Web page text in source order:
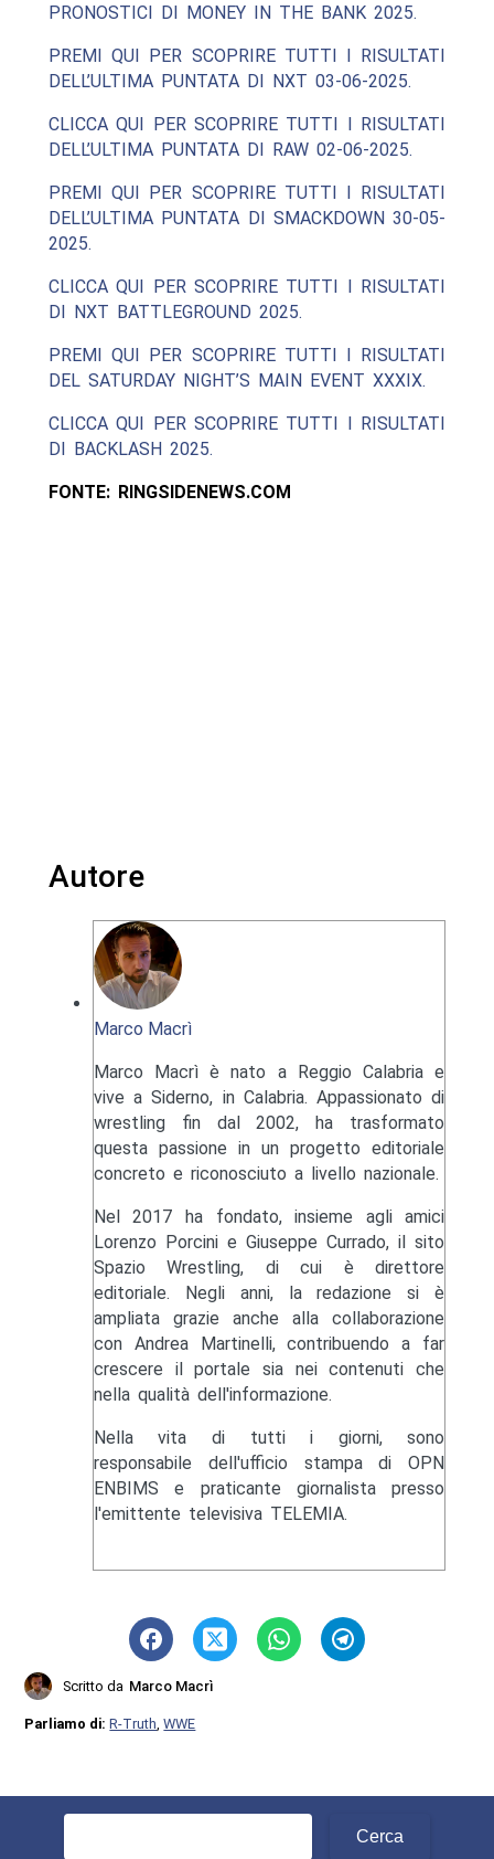
PRONOSTICI DI MONEY IN THE BANK 2025.
PREMI QUI PER SCOPRIRE TUTTI I RISULTATI
DELL’ULTIMA PUNTATA DI NXT 03-06-2025.
CLICCA QUI PER SCOPRIRE TUTTI I RISULTATI
DELL’ULTIMA PUNTATA DI RAW 02-06-2025.
PREMI QUI PER SCOPRIRE TUTTI I RISULTATI
DELL’ULTIMA PUNTATA DI SMACKDOWN 30-05-
2025.
CLICCA QUI PER SCOPRIRE TUTTI I RISULTATI
DI NXT BATTLEGROUND 2025.
PREMI QUI PER SCOPRIRE TUTTI I RISULTATI
DEL SATURDAY NIGHT’S MAIN EVENT XXXIX.
CLICCA QUI PER SCOPRIRE TUTTI I RISULTATI
DI BACKLASH 2025.
FONTE: RINGSIDENEWS.COM
Autore
Marco Macrì
Marco Macrì è nato a Reggio Calabria e
vive a Siderno, in Calabria. Appassionato di
wrestling fin dal 2002, ha trasformato
questa passione in un progetto editoriale
concreto e riconosciuto a livello nazionale.
Nel 2017 ha fondato, insieme agli amici
Lorenzo Porcini e Giuseppe Currado, il sito
Spazio Wrestling, di cui è direttore
editoriale. Negli anni, la redazione si è
ampliata grazie anche alla collaborazione
con Andrea Martinelli, contribuendo a far
crescere il portale sia nei contenuti che
nella qualità dell'informazione.
Nella vita di tutti i giorni, sono
responsabile dell'ufficio stampa di OPN
ENBIMS e praticante giornalista presso
l'emittente televisiva TELEMIA.
Scritto da Marco Macrì
Parliamo di:R-Truth ,WWE